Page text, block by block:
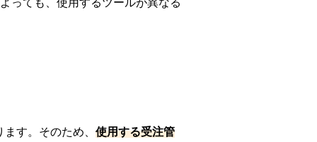
っても、使用するツールが異なる
す。そのため、 使用する受注管